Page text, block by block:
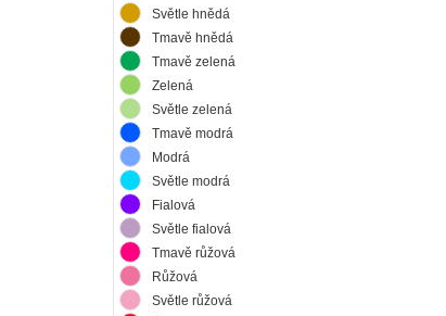
Světle hnědá
Tmavě hnědá
Tmavě zelená
Zelená
Světle zelená
Tmavě modrá
Modrá
Světle modrá
Fialová
Světle fialová
Tmavě růžová
Růžová
Světle růžová